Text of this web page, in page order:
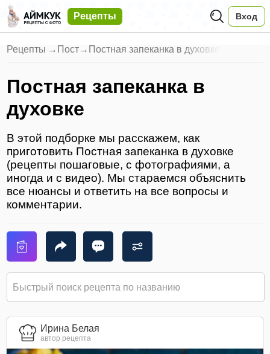
Рецепты Вход
Рецепты → Пост→ Постная запеканка в духовке
Постная запеканка в
духовке
В этой подборке мы расскажем, как
приготовить Постная запеканка в духовке
(рецепты пошаговые, с фотографиями, а
иногда и с видео). Мы стараемся объяснить
все нюансы и ответить на все вопросы и
комментарии.
Ирина Белая
автор рецепта